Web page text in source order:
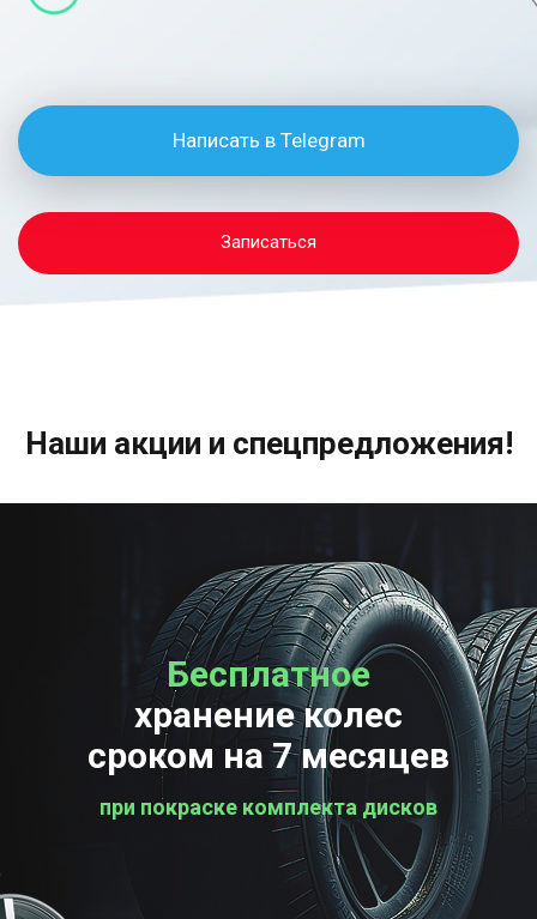
Написать в Telegram
Записаться
Наши акции и спецпредложения!
Бесплатное
хранение колес
сроком на 7 месяцев
при покраске комплекта дисков
Бесплатная
проверка колес